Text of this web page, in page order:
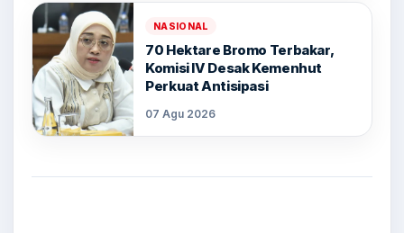
NASIONAL
70 Hektare Bromo Terbakar,
Komisi IV Desak Kemenhut
Perkuat Antisipasi
07 Agu 2026